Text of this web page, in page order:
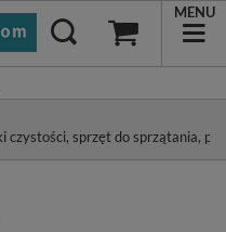
MENU
czystości, sprzęt do sprzątania,